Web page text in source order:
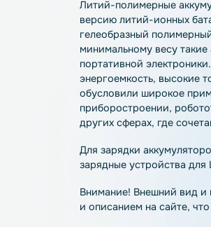
Литий-ионный
3.7V 32500mAh
Литий-полимерные
версию литий-ионных
гелеобразный
минимальному весу
портативной
энергоемкость,
приборостроении,
других сферах, где